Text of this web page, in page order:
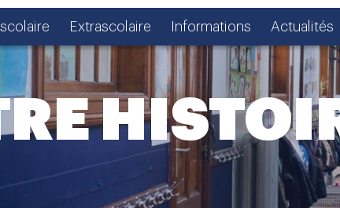
Extrascolaire Informations Actualités